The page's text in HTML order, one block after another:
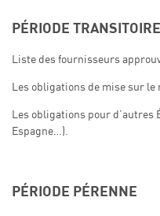
PÉRIODE TRANSITOIRE
Liste des fournisseurs
Les obligations de mise sur le
Les obligations pour d’autres
Espagne…).
PÉRIODE PÉRENNE